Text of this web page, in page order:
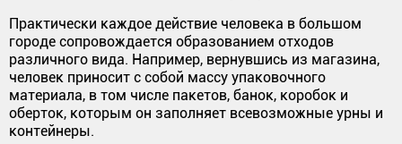
Практически каждое действие человека в большом
городе сопровождается образованием отходов
различного вида. Например, вернувшись из магазина,
человек приносит с собой массу упаковочного
материала, в том числе пакетов, банок, коробок и
оберток, которым он заполняет всевозможные урны и
контейнеры.